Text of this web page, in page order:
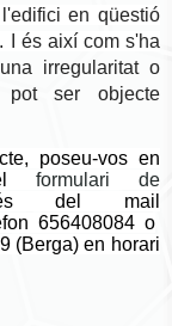
en qüestió
I és així com s'ha
irregularitat o
ser objecte
poseu-vos en
formulari de
del mail
656408084 o
(Berga) en horari